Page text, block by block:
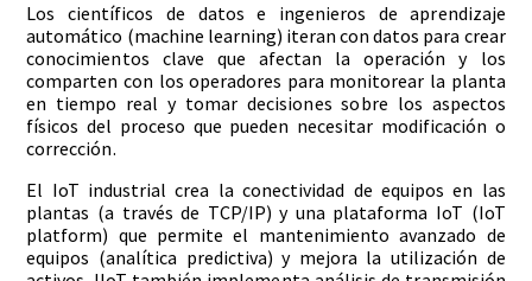
Los científicos de datos e ingenieros de aprendizaje
automático (machine learning) iteran con datos para crear
conocimientos clave que afectan la operación y los
comparten con los operadores para monitorear la planta
en tiempo real y tomar decisiones sobre los aspectos
físicos del proceso que pueden necesitar modificación o
corrección.
El IoT industrial crea la conectividad de equipos en las
plantas (a través de TCP/IP) y una plataforma IoT (IoT
platform) que permite el mantenimiento avanzado de
equipos (analítica predictiva) y mejora la utilización de